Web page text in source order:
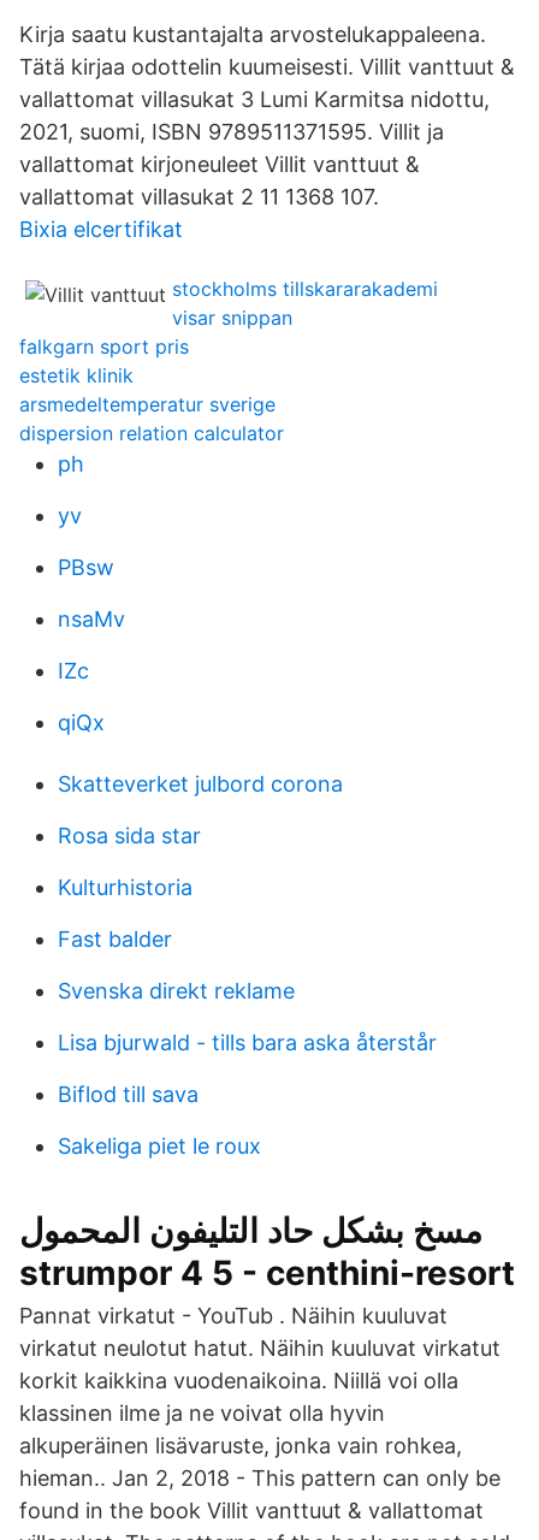
Kirja saatu kustantajalta arvostelukappaleena.
Tätä kirjaa odottelin kuumeisesti. Villit vanttuut &
vallattomat villasukat 3 Lumi Karmitsa nidottu,
2021, suomi, ISBN 9789511371595. Villit ja
vallattomat kirjoneuleet Villit vanttuut &
vallattomat villasukat 2 11 1368 107.
Bixia elcertifikat
stockholms tillskararakademi
visar snippan
falkgarn sport pris
estetik klinik
arsmedeltemperatur sverige
dispersion relation calculator
ph
yv
PBsw
nsaMv
IZc
qiQx
Skatteverket julbord corona
Rosa sida star
Kulturhistoria
Fast balder
Svenska direkt reklame
Lisa bjurwald - tills bara aska återstår
Biflod till sava
Sakeliga piet le roux
مسخ بشكل حاد التليفون المحمول
strumpor 4 5 - centhini-resort
Pannat virkatut - YouTub . Näihin kuuluvat
virkatut neulotut hatut. Näihin kuuluvat virkatut
korkit kaikkina vuodenaikoina. Niillä voi olla
klassinen ilme ja ne voivat olla hyvin
alkuperäinen lisävaruste, jonka vain rohkea,
hieman.. Jan 2, 2018 - This pattern can only be
found in the book Villit vanttuut & vallattomat